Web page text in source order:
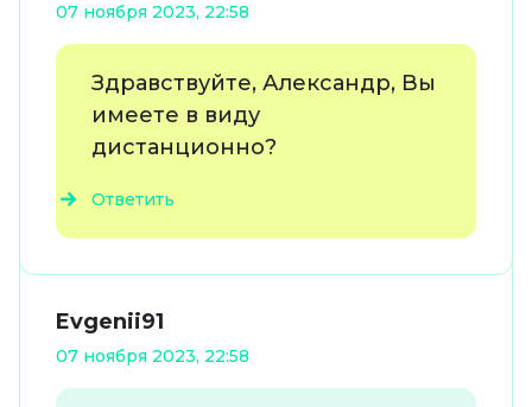
07 ноября 2023, 22:58
Здравствуйте, Александр, Вы
имеете в виду
дистанционно?
Ответить
Evgenii91
07 ноября 2023, 22:58